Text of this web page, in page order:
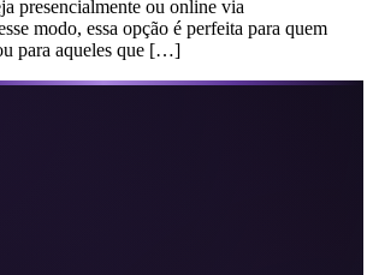
presencialmente ou online via
modo, essa opção é perfeita para quem
para aqueles que […]